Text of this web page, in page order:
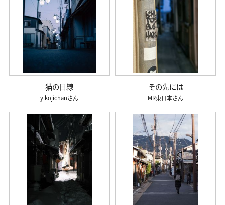
猫の目線
y.kojichan
その先には
MR東日本